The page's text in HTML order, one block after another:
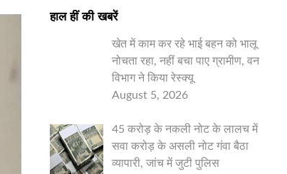
हाल हीं की खबरें
खेत में काम कर रहे भाई बहन को भालू
नोचता रहा, नहीं बचा पाए ग्रामीण, वन
विभाग ने किया रेस्क्यू
August 5, 2026
45 करोड़ के नकली नोट के लालच में
सवा करोड़ के असली नोट गंवा बैठा
व्यापारी, जांच में जुटी पुलिस